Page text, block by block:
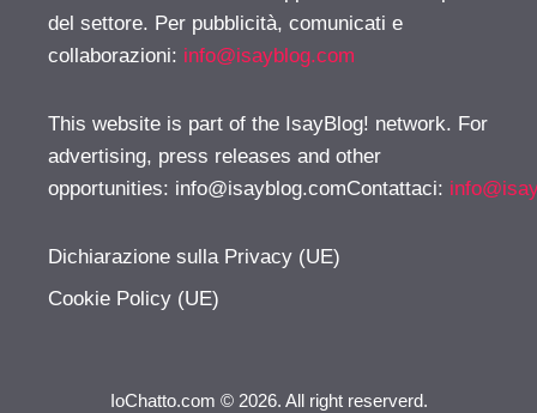
del settore. Per pubblicità, comunicati e
collaborazioni: info@isayblog.com
This website is part of the IsayBlog! network. For
advertising, press releases and other
opportunities: info@isayblog.comContattaci:
Dichiarazione sulla Privacy (UE)
Cookie Policy (UE)
IoChatto.com © 2026. All right reserverd.